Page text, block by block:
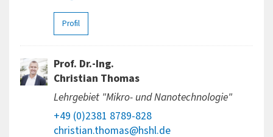
Profil
Prof. Dr.-Ing.
Christian Thomas
Lehrgebiet "Mikro- und Nanotechnologie"
+49 (0)2381 8789-828
christian.thomas@hshl.de